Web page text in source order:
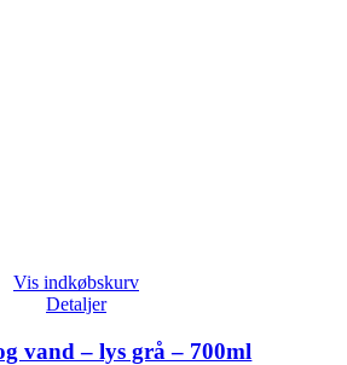
Vis indkøbskurv
Detaljer
vand – lys grå – 700ml